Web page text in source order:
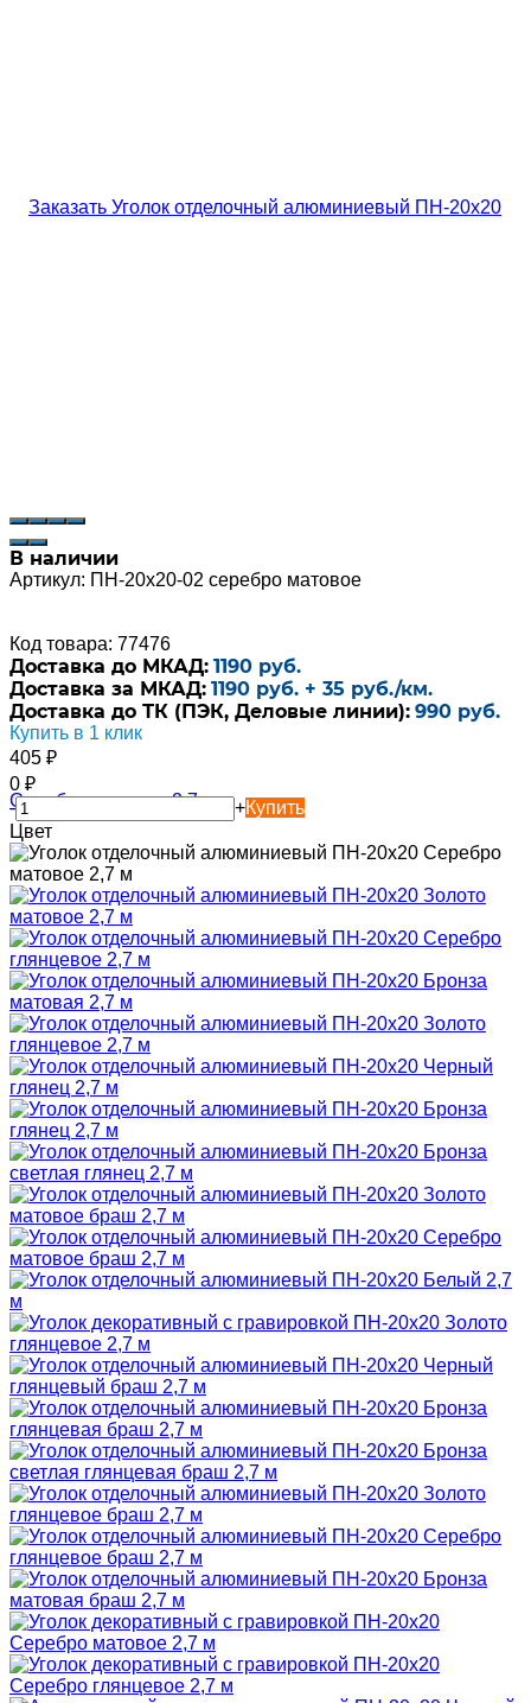
В наличии
Артикул: ПН-20х20-02 серебро матовое
Код товара: 77476
Доставка до МКАД: 1190 руб.
Доставка за МКАД: 1190 руб. + 35 руб./км.
Доставка до ТК (ПЭК, Деловые линии): 990 руб.
Купить в 1 клик
405 ₽
0 ₽
-
+Купить
Цвет